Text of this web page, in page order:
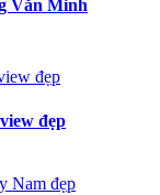
Văn Minh
đẹp